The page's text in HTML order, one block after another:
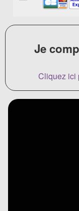
Je
Cliquez ici